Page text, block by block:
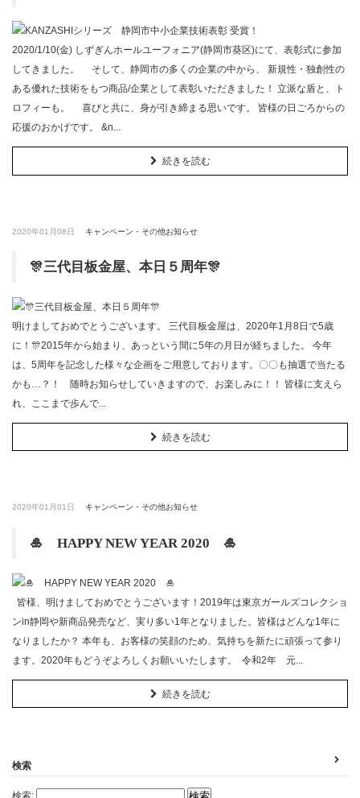
2020/1/10(金) しずぎんホールユーフォニア(静岡市葵区)にて、表彰式に参加
してきました。 そして、静岡市の多くの企業の中から、 新規性・独創性の
ある優れた技術をもつ商品/企業として表彰いただきました！ 立派な盾と、ト
ロフィーも。 喜びと共に、身が引き締まる思いです。 皆様の日ごろからの
応援のおかげです。 &n...
続きを読む
2020年01月08日 キャンペーン・その他お知らせ
🎊三代目板金屋、本日５周年🎊
明けましておめでとうございます。 三代目板金屋は、2020年1月8日で5歳
に！🎊2015年から始まり、あっという間に5年の月日が経ちました。 今年
は、5周年を記念した様々な企画をご用意しております。〇〇も抽選で当たる
かも…？！ 随時お知らせしていきますので、お楽しみに！！ 皆様に支えら
れ、ここまで歩んで...
続きを読む
2020年01月01日 キャンペーン・その他お知らせ
🎍 HAPPY NEW YEAR 2020 🎍
皆様、明けましておめでとうございます！2019年は東京ガールズコレクショ
ンin静岡や新商品発売など、実り多い1年となりました。皆様はどんな1年に
なりましたか？ 本年も、お客様の笑顔のため、気持ちを新たに頑張って参り
ます。2020年もどうぞよろしくお願いいたします。 令和2年 元...
続きを読む
検索